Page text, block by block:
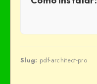
Slug: pdf-architect-pro